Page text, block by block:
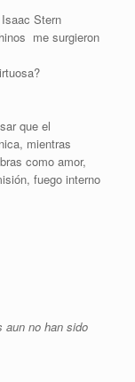
Stern
me surgieron
que el
mientras
como amor,
fuego interno
aun no han sido